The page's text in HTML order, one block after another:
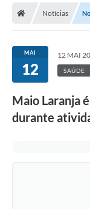
Notícias
MAI
12
12 MAI
SAÚDE
Maio Laranja
durante